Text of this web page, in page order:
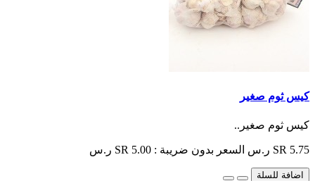
كيس ثوم صغير
كيس ثوم صغير..
SR 5.75 ر.س السعر بدون ضريبة : SR 5.00 ر.س
اضافة للسلة